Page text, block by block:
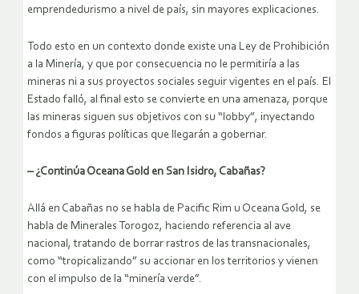
emprendedurismo a nivel de país, sin mayores explicaciones.
Todo esto en un contexto donde existe una Ley de Prohibición
a la Minería, y que por consecuencia no le permitiría a las
mineras ni a sus proyectos sociales seguir vigentes en el país. El
Estado falló, al final esto se convierte en una amenaza, porque
las mineras siguen sus objetivos con su “lobby”, inyectando
fondos a figuras políticas que llegarán a gobernar.
– ¿Continúa Oceana Gold en San Isidro, Cabañas?
Allá en Cabañas no se habla de Pacific Rim u Oceana Gold, se
habla de Minerales Torogoz, haciendo referencia al ave
nacional, tratando de borrar rastros de las transnacionales,
como “tropicalizando” su accionar en los territorios y vienen
con el impulso de la “minería verde”.